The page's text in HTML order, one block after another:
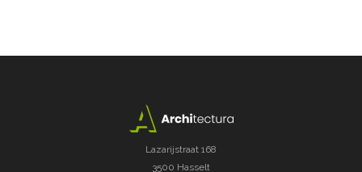
Lazarijstraat 168
3500 Hasselt